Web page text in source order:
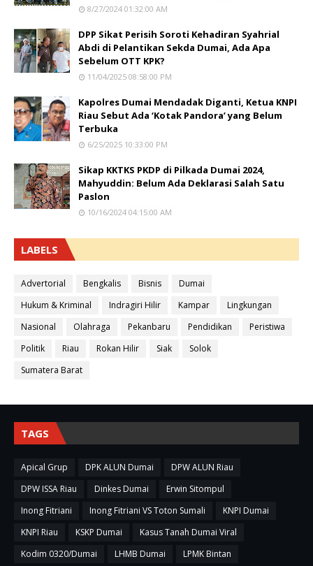
8/27/2024 01:32:00 AM
DPP Sikat Perisih Soroti Kehadiran Syahrial
Abdi di Pelantikan Sekda Dumai, Ada Apa
Sebelum OTT KPK?
11/04/2025 08:58:00 PM
Kapolres Dumai Mendadak Diganti, Ketua KNPI
Riau Sebut Ada ‘Kotak Pandora’ yang Belum
Terbuka
6/25/2025 10:33:00 PM
Sikap KKTKS PKDP di Pilkada Dumai 2024,
Mahyuddin: Belum Ada Deklarasi Salah Satu
Paslon
10/16/2024 04:15:00 AM
LABELS
Advertorial Bengkalis Bisnis
Dumai
Hukum & Kriminal
Indragiri Hilir Kampar
Lingkungan
Nasional
Olahraga Pekanbaru Pendidikan
Peristiwa
Politik
Riau Rokan Hilir Siak
Solok
Sumatera Barat
TAGS
Apical Grup DPK ALUN Dumai
DPW ALUN Riau
DPW ISSA Riau
Dinkes Dumai
Erwin Sitompul
Inong Fitriani
Inong Fitriani VS Toton Sumali
KNPI Dumai
KNPI Riau
KSKP Dumai
Kasus Tanah Dumai Viral
Kodim 0320/Dumai
LHMB Dumai
LPMK Bintan